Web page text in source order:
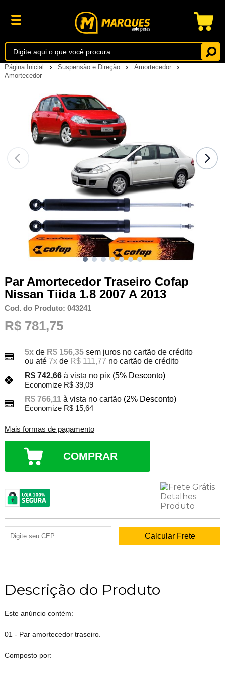
Página Inicial Suspensão e Direção
Amortecedor
Amortecedor
Par Amortecedor Traseiro Cofap
Nissan Tiida 1.8 2007 A 2013
Cod. do Produto: 043241
R$ 781,75
5xde R$ 156,35 sem juros no cartão de crédito
ou até 7xde R$ 111,77 no cartão de crédito
R$ 742,66 à vista no pix (5% Desconto)
Economize R$ 39,09
R$ 766,11 à vista no cartão (2% Desconto)
Economize R$ 15,64
Mais formas de pagamento
COMPRAR
Descrição do Produto
Este anúncio contém:
01 - Par amortecedor traseiro.
Composto por: